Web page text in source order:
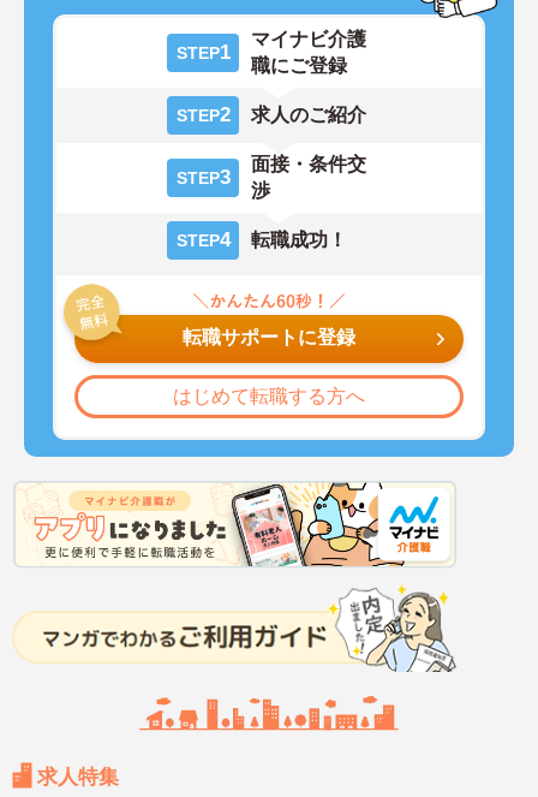
STEP1
マイナビ介護
職にご登録
STEP2 求人のご紹介
STEP3
面接・条件交
渉
STEP4 転職成功！
転職サポートに登録
はじめて転職する方へ
求人特集